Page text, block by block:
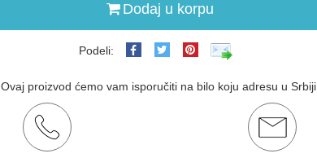
Dodaj u korpu
Podeli:
Ovaj proizvod ćemo vam isporučiti na bilo koju adresu u Srbiji.